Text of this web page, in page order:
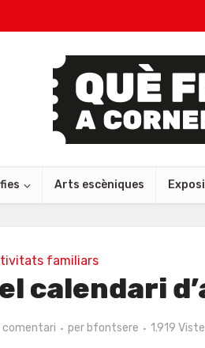
Arts escèniques
familiars
calendari
comentari per bfontsere 1.919